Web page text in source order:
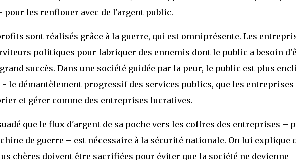
les renflouer avec de l'argent public.
sont réalisés grâce à la guerre, qui est omniprésente. Les
politiques pour fabriquer des ennemis dont le public a besoin
succès. Dans une société guidée par la peur, le public est plus
le démantèlement progressif des services publics, que les entreprises
et gérer comme des entreprises lucratives.
que le flux d'argent de sa poche vers les coffres des entreprises –
de guerre – est nécessaire à la sécurité nationale. On lui explique
chères doivent être sacrifiées pour éviter que la société ne devienne